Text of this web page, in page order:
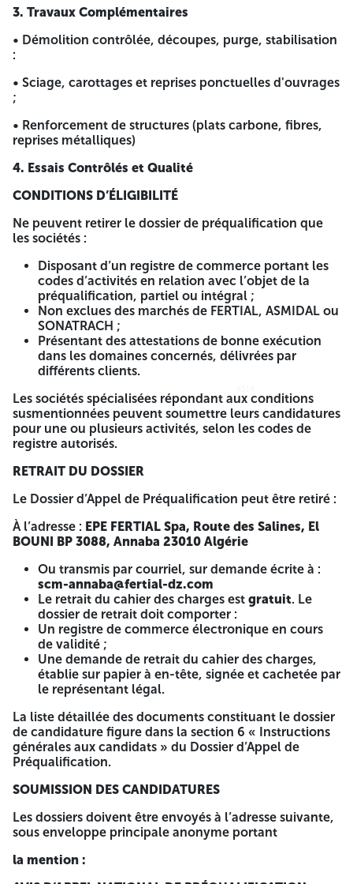
DURÉE DE VALIDITÉ ET SUITES La short-List issue de cette
préqualification sera valable pour une durée de cinq (05)
années. Les candidats retenus seront invités à
soumissionner dans le cadre de consultations restreintes
pour les activités mentionnées. INFORMATIONS
COMPLÉMENTAIRES Seul le cachet de réception du bureau
d'ordre général (BOG) de FERTIAL pôle industriel Annaba,
apposé sur les plis, fait foi. Toute candidature ne
répondant pas aux critères de qualification en conformité
avec les conditions de participation sera rejetée pour non-
conformité. Toute demande d’information
annaba@fertial-dz.com A -=-=-=-
FERTIAL
Capital social : 17 697 000 000,00 DA
RC N° 23/00-0363222 B01
NIF : 000123036322209
AVIS D’APPEL NATIONAL DE PRÉQUALIFICATION
N°pré
PRÉQUALIFICATION DES ENTREPRISES DE GÉNIE CIVIL ET
BÂTIMENT
Le pôle industriel Annaba de la société des fertilisants de
l’Algérie,EPE FERTIAL Spa
ASMIDAL, lance unAvis d’Appel National de
Préqualification en vue de l’établissement d’une short-List
de sociétés éligibles à soumissionner pour :
la réalisation des activités suivantes :
1.Travaux de Génie Civil et Bâtiment
Béton Armé
Maçonnerie ·
Assainissement
Étanchéité
Revêtements
Peinture et Finitions
Aménagements
Terrassements
Voiries, Routes et Chaussées
2. Travaux de Réhabilitation et Restauration
Réparations Structurelles
Réparations Non Structurelles
Ouvrages hydrauliques
Massifs et Supports d'Équipements Industriels
Dallages et plateformes
Fondations
3. Travaux Complémentaires
• Démolition contrôlée, découpes, purge, stabilisation
:
• Sciage, carottages et reprises ponctuelles d'ouvrages
;
• Renforcement de structures (plats carbone, fibres,
reprises métalliques)
4. Essais Contrôlés et Qualité
CONDITIONS D’ÉLIGIBILITÉ
Ne peuvent retirer le dossier de préqualification que
les sociétés :
Disposant d’un registre de commerce portant les
codes d’activités en relation avec l’objet de la
préqualification, partiel ou intégral ;
Non exclues des marchés de FERTIAL, ASMIDAL ou
SONATRACH ;
Présentant des attestations de bonne exécution
dans les domaines concernés, délivrées par
différents clients.
Les sociétés spécialisées répondant aux conditions
susmentionnées peuvent soumettre leurs candidatures
pour une ou plusieurs activités, selon les codes de
registre autorisés.
RETRAIT DU DOSSIER
Le Dossier d’Appel de Préqualification peut être retiré :
À l’adresse : EPE FERTIAL Spa, Route des Salines, El
BOUNI BP 3088, Annaba 23010 Algérie
Ou transmis par courriel, sur demande écrite à :
scm-annaba@fertial-dz.com
Le retrait du cahier des charges est gratuit. Le
dossier de retrait doit comporter :
Un registre de commerce électronique en cours
de validité ;
Une demande de retrait du cahier des charges,
établie sur papier à en-tête, signée et cachetée par
le représentant légal.
La liste détaillée des documents constituant le dossier
de candidature figure dans la section 6 « Instructions
générales aux candidats » du Dossier d’Appel de
Préqualification.
SOUMISSION DES CANDIDATURES
Les dossiers doivent être envoyés à l’adresse suivante,
sous enveloppe principale anonyme portant
la mention :